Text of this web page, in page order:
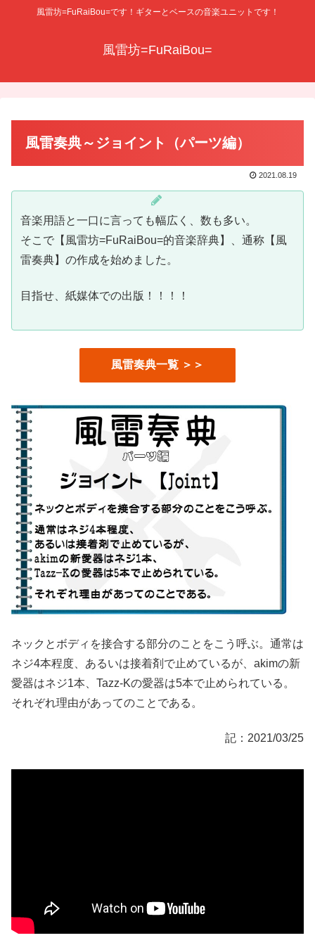
風雷坊=FuRaiBou=です！ギターとベースの音楽ユニットです！
風雷坊=FuRaiBou=
風雷奏典～ジョイント（パーツ編）
2021.08.19
音楽用語と一口に言っても幅広く、数も多い。
そこで【風雷坊=FuRaiBou=的音楽辞典】、通称【風
雷奏典】の作成を始めました。
目指せ、紙媒体での出版！！！！
風雷奏典一覧 ＞＞
ネックとボディを接合する部分のことをこう呼ぶ。通常は
ネジ4本程度、あるいは接着剤で止めているが、akimの新
愛器はネジ1本、Tazz-Kの愛器は5本で止められている。
それぞれ理由があってのことである。
記：2021/03/25